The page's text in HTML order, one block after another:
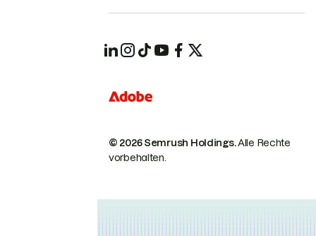
© 2026 Semrush Holdings.Alle Rechte
vorbehalten.